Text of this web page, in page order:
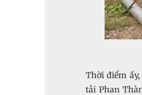
Thời điểm
tải Phan